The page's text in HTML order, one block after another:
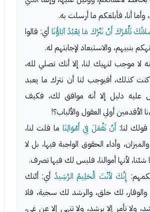
وأما أنا، فأبلغكم ما أرسلت به.
تَأْمُرُكَ أَنْ نَتْرُكَ مَا يَعْبُدُ آبَاؤُنَا أي: قالوا
بنبيهم، والاستبعاد لإجابتهم له.
لا موجب لنهيك لنا، إلا أنك تصلي لله،
كنت كذلك، أفيوجب لنا أن نترك ما يعبد
عليه دليل إلا أنه موافق لك، فكيف
الأقدمين أولي العقول والألباب؟!
لنا: أَنْ نَفْعَلَ فِي أَمْوَالِنَا ما قلت لنا،
وأداء الحقوق الواجبة فيها، بل لا
شئنا، لأنها أموالنا، فليس لك فيها تصرف.
إِنَّكَ لأنْتَ الْحَلِيمُ الرَّشِيدُ أي: أئنك
والوقار، لك خلق، والرشد لك سجية، فلا
ولا تأمر إلا برشد، ولا تنهى إلا عن غي،